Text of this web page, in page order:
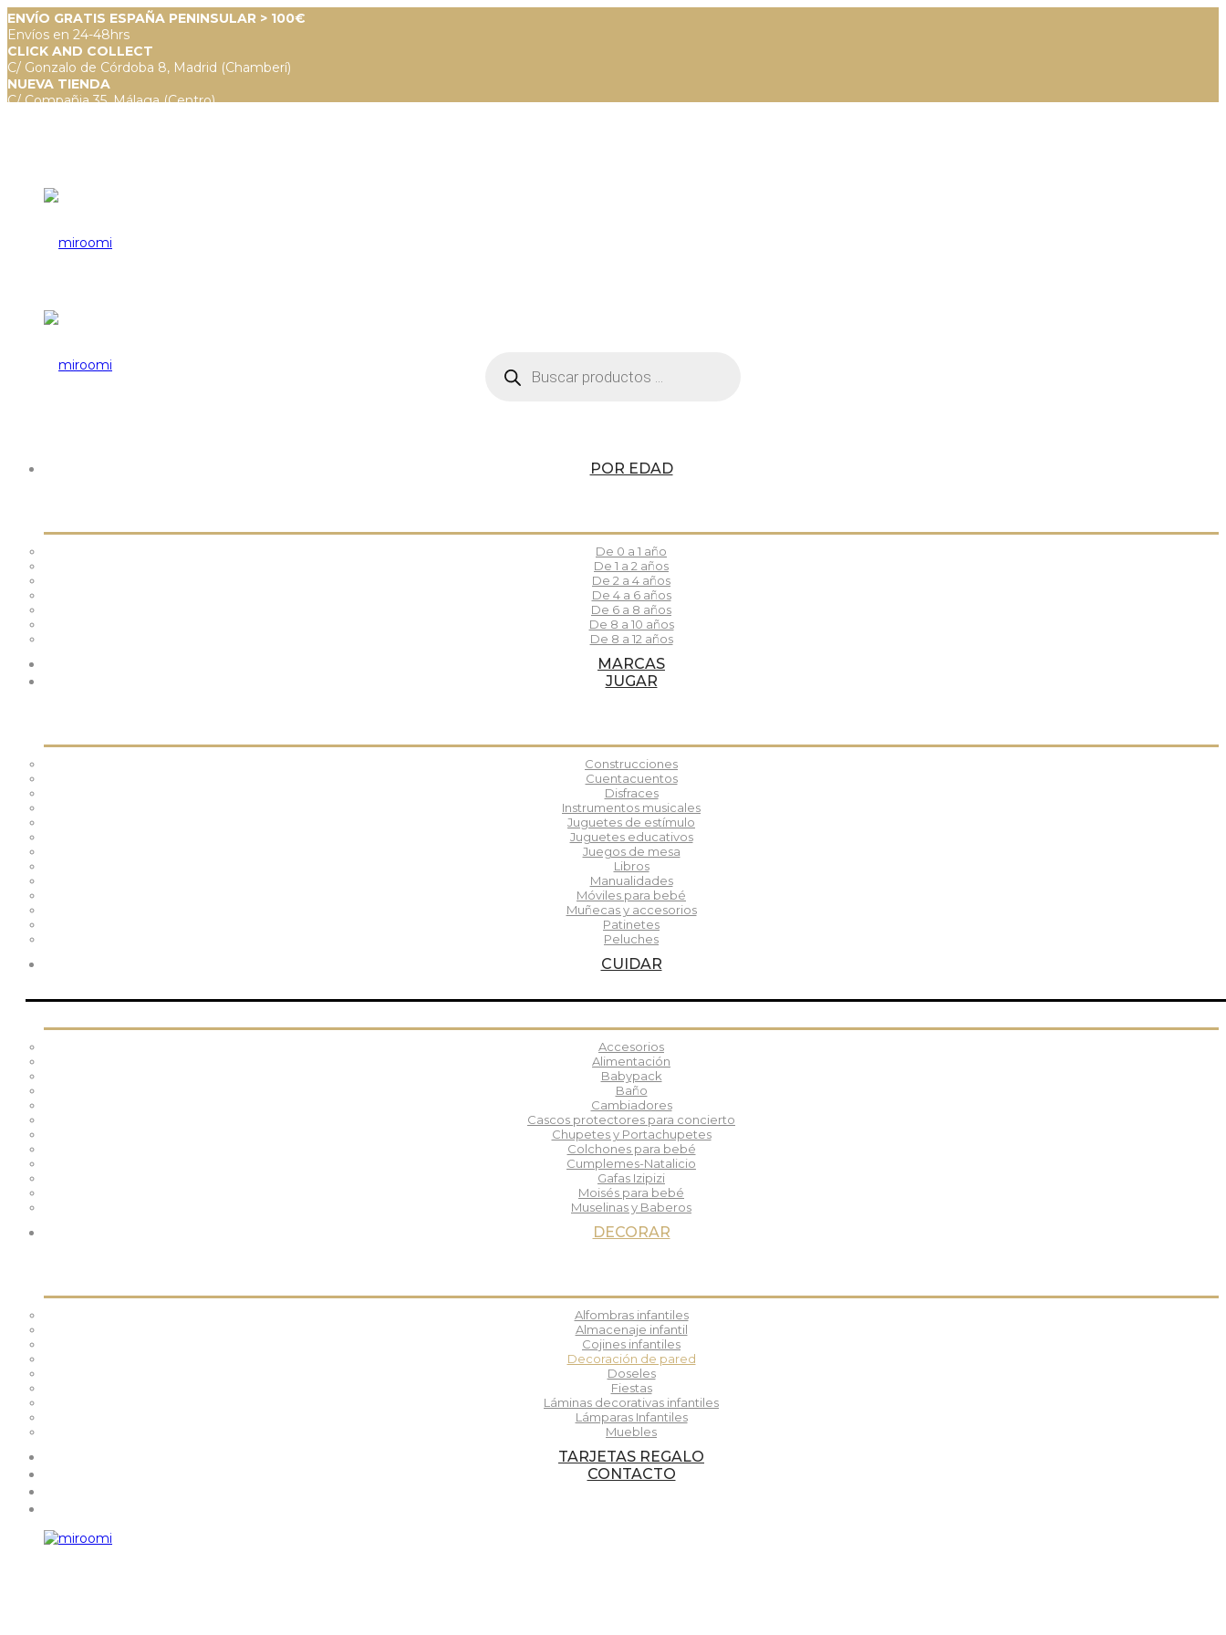
ENVÍO GRATIS ESPAÑA PENINSULAR > 100€
Envíos en 24-48hrs
CLICK AND COLLECT
C/ Gonzalo de Córdoba 8, Madrid (Chamberí)
NUEVA TIENDA
C/ Compañia 35, Málaga (Centro)
productos
POR EDAD
De 0 a 1 año
De 1 a 2 años
De 2 a 4 años
De 4 a 6 años
De 6 a 8 años
De 8 a 10 años
De 8 a 12 años
MARCAS
JUGAR
Construcciones
Cuentacuentos
Disfraces
Instrumentos musicales
Juguetes de estímulo
Juguetes educativos
Juegos de mesa
Libros
Manualidades
Móviles para bebé
Muñecas y accesorios
Patinetes
Peluches
CUIDAR
Accesorios
Alimentación
Babypack
Baño
Cambiadores
Cascos protectores para concierto
Chupetes y Portachupetes
Colchones para bebé
Cumplemes-Natalicio
Gafas Izipizi
Moisés para bebé
Muselinas y Baberos
DECORAR
Alfombras infantiles
Almacenaje infantil
Cojines infantiles
Decoración de pared
Doseles
Fiestas
Láminas decorativas infantiles
Lámparas Infantiles
Muebles
TARJETAS REGALO
CONTACTO